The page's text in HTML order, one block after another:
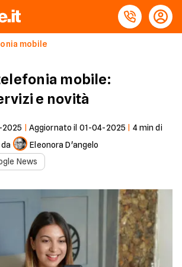
mobile
mobile:
e novità
Aggiornato il 01-04-2025 4min di
Eleonora D'angelo
News